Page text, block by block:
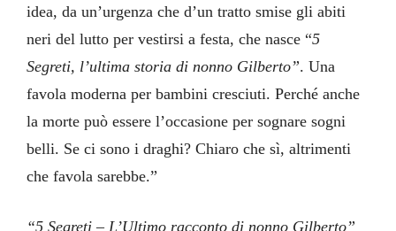
idea, da un’urgenza che d’un tratto smise gli abiti
neri del lutto per vestirsi a festa, che nasce “5
Segreti, l’ultima storia di nonno Gilberto”. Una
favola moderna per bambini cresciuti. Perché anche
la morte può essere l’occasione per sognare sogni
belli. Se ci sono i draghi? Chiaro che sì, altrimenti
che favola sarebbe.”
“5 Segreti – L’Ultimo racconto di nonno Gilberto”